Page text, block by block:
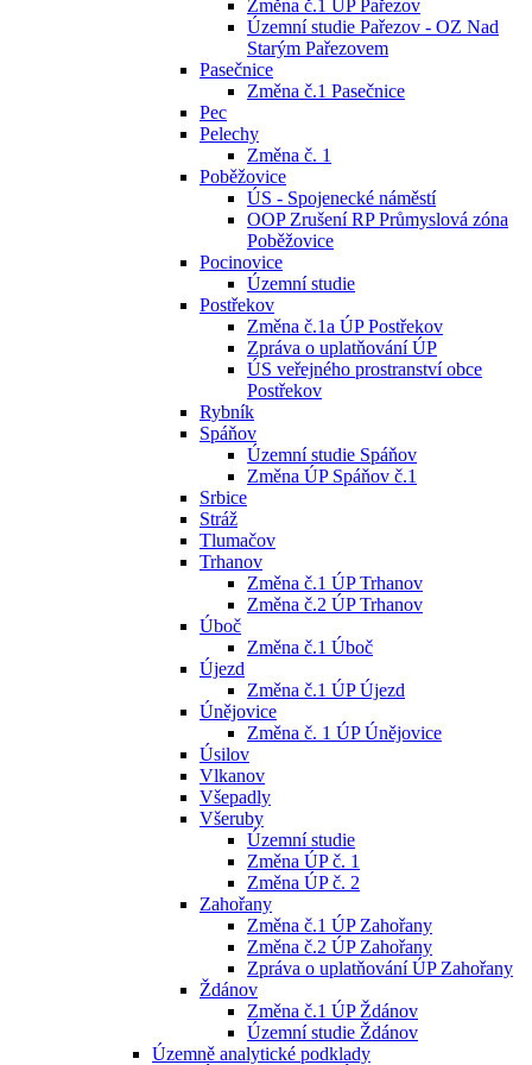
Změna č.1 ÚP Pařezov
Územní studie Pařezov - OZ Nad
Starým Pařezovem
Pasečnice
Změna č.1 Pasečnice
Pec
Pelechy
Změna č. 1
Poběžovice
ÚS - Spojenecké náměstí
OOP Zrušení RP Průmyslová zóna
Poběžovice
Pocinovice
Územní studie
Postřekov
Změna č.1a ÚP Postřekov
Zpráva o uplatňování ÚP
ÚS veřejného prostranství obce
Postřekov
Rybník
Spáňov
Územní studie Spáňov
Změna ÚP Spáňov č.1
Srbice
Stráž
Tlumačov
Trhanov
Změna č.1 ÚP Trhanov
Změna č.2 ÚP Trhanov
Úboč
Změna č.1 Úboč
Újezd
Změna č.1 ÚP Újezd
Únějovice
Změna č. 1 ÚP Únějovice
Úsilov
Vlkanov
Všepadly
Všeruby
Územní studie
Změna ÚP č. 1
Změna ÚP č. 2
Zahořany
Změna č.1 ÚP Zahořany
Změna č.2 ÚP Zahořany
Zpráva o uplatňování ÚP Zahořany
Ždánov
Změna č.1 ÚP Ždánov
Územní studie Ždánov
Územně analytické podklady